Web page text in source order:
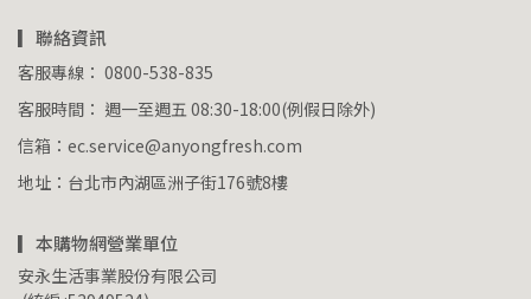
▎聯絡資訊
客服專線： 0800-538-835
客服時間： 週一至週五 08:30-18:00(例假日除外)
信箱：ec.service@anyongfresh.com
地址：台北市內湖區洲子街176號8樓
▎本購物網營業單位
安永生活事業股份有限公司